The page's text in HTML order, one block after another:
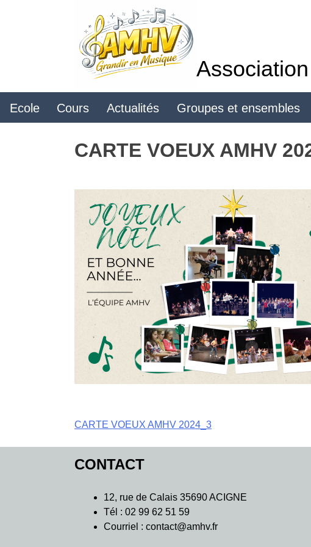
Ecole Cours Actualités Groupes et ensembles
CARTE VOEUX AMHV
Navigation
de
l’article
CARTE VOEUX AMHV 2024_3
CONTACT
12, rue de Calais 35690 ACIGNE
Tél : 02 99 62 51 59
Courriel : contact@amhv.fr